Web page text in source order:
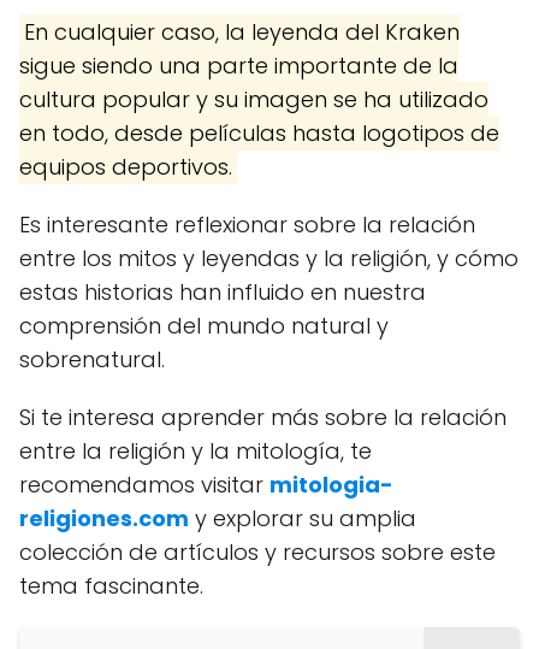
En cualquier caso, la leyenda del Kraken
sigue siendo una parte importante de la
cultura popular y su imagen se ha utilizado
en todo, desde películas hasta logotipos de
equipos deportivos.
Es interesante reflexionar sobre la relación
entre los mitos y leyendas y la religión, y cómo
estas historias han influido en nuestra
comprensión del mundo natural y
sobrenatural.
Si te interesa aprender más sobre la relación
entre la religión y la mitología, te
recomendamos visitar mitologia-
religiones.com y explorar su amplia
colección de artículos y recursos sobre este
tema fascinante.